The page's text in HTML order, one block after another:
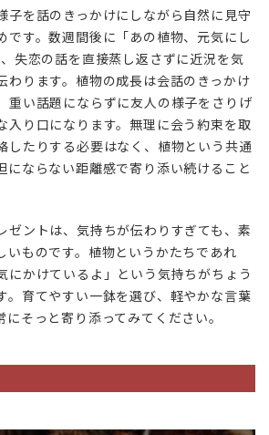
子を話のきっかけにしながら自然に見守
です。数週間後に「あの植物、元気にし
失恋の話を直接蒸し返さずに近況を気
わります。植物の成長は会話のきっかけ
重い話題にならずに友人の様子をさりげ
入り口になります。無理に会う約束を取
したりする必要はなく、植物という共通
にならない距離感で寄り添い続けること
ゼントは、気持ちが伝わりすぎても、素
いものです。植物というかたちであれ
にかけているよ」という気持ちがちょう
。育てやすい一鉢を選び、軽やかな言葉
そっと寄り添ってみてください。